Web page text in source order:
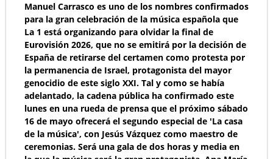
Manuel Carrasco es uno de los nombres confirmados
para la gran celebración de la música española que
La 1 está organizando para olvidar la final de
Eurovisión 2026, que no se emitirá por la decisión de
España de retirarse del certamen como protesta por
la permanencia de Israel, protagonista del mayor
genocidio de este siglo XXI. Tal y como se había
adelantado, la cadena pública ha confirmado este
lunes en una rueda de prensa que el próximo sábado
16 de mayo ofrecerá el segundo especial de 'La casa
de la música', con Jesús Vázquez como maestro de
ceremonias. Será una gala de dos horas y media en